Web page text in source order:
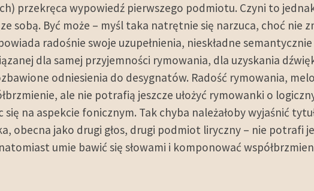
przekręca wypowiedź pierwszego podmiotu. Czyni to
sobą. Być może – myśl taka natrętnie się narzuca, choć
radośnie swoje uzupełnienia, nieskładne
dla samej przyjemności rymowania, dla uzyskania
odniesienia do desygnatów. Radość rymowania,
ale nie potrafią jeszcze ułożyć rymowanki o
na aspekcie fonicznym. Tak chyba należałoby wyjaśnić
obecna jako drugi głos, drugi podmiot liryczny – nie potrafi
umie bawić się słowami i komponować